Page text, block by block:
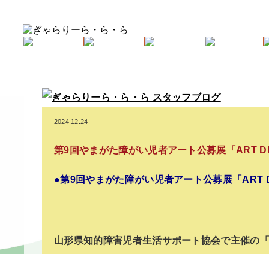
2024.12.24
第9回やまがた障がい児者アート公募展「ART
●第9回やまがた障がい児者アート公募展「ART
山形県知的障害児者生活サポート協会で主催の